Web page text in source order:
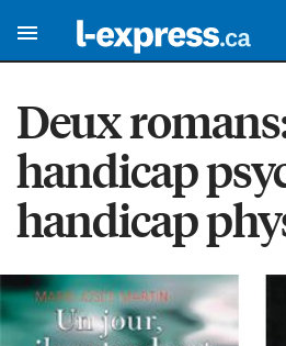
Deux
handicap
handicap